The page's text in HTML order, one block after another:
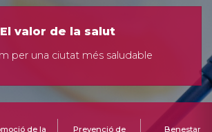
El valor de la salut
per una ciutat més saludable
de la
Prevenció de
Benestar